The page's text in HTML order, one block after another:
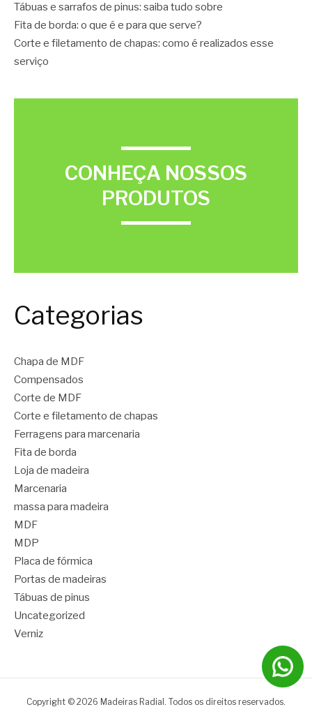
Tábuas e sarrafos de pinus: saiba tudo sobre
Fita de borda: o que é e para que serve?
Corte e filetamento de chapas: como é realizados esse
serviço
CONHEÇA NOSSOS
PRODUTOS
Categorias
Chapa de MDF
Compensados
Corte de MDF
Corte e filetamento de chapas
Ferragens para marcenaria
Fita de borda
Loja de madeira
Marcenaria
massa para madeira
MDF
MDP
Placa de fórmica
Portas de madeiras
Tábuas de pinus
Uncategorized
Verniz
Copyright © 2026 Madeiras Radial. Todos os direitos reservados.